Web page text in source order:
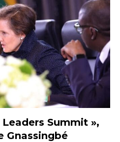
Summit »,
Gnassingbé